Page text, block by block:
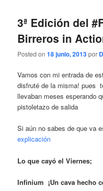
3ª Edición del
Birreros in
Posted on18 junio, 2013por
Vamos con mi entrada de
disfruté de la misma! pues
llevaban meses esperando
pistoletazo de salida
Si aún no sabes de que va
explicación
Lo que cayó el Viernes;
Infinium ¡Un cava hecho